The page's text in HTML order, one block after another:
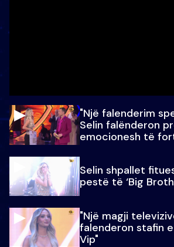
"Një falenderim
Selin falënderon
emocionesh të
Selin shpallet
pestë të ‘Big
"Një magji
falenderon stafin
Vip"